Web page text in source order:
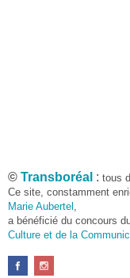
© Transboréal : tous
Ce site, constamment
Marie Aubertel ,
a bénéficié du concours
Culture et de la